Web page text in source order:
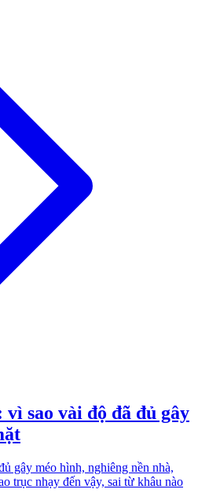
sao vài độ đã đủ gây
gây méo hình, nghiêng nền nhà,
trục nhạy đến vậy, sai từ khâu nào